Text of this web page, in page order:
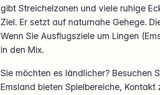
gibt Streichelzonen und viele ruhige
Ziel. Er setzt auf naturnahe Gehege.
Wenn Sie Ausflugsziele um Lingen
in den Mix.
Sie möchten es ländlicher? Besuchen
Emsland bieten Spielbereiche,